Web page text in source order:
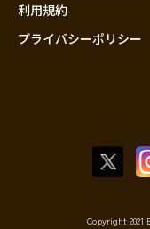
利用規約
プライバシーポリシー
Copyright 2021